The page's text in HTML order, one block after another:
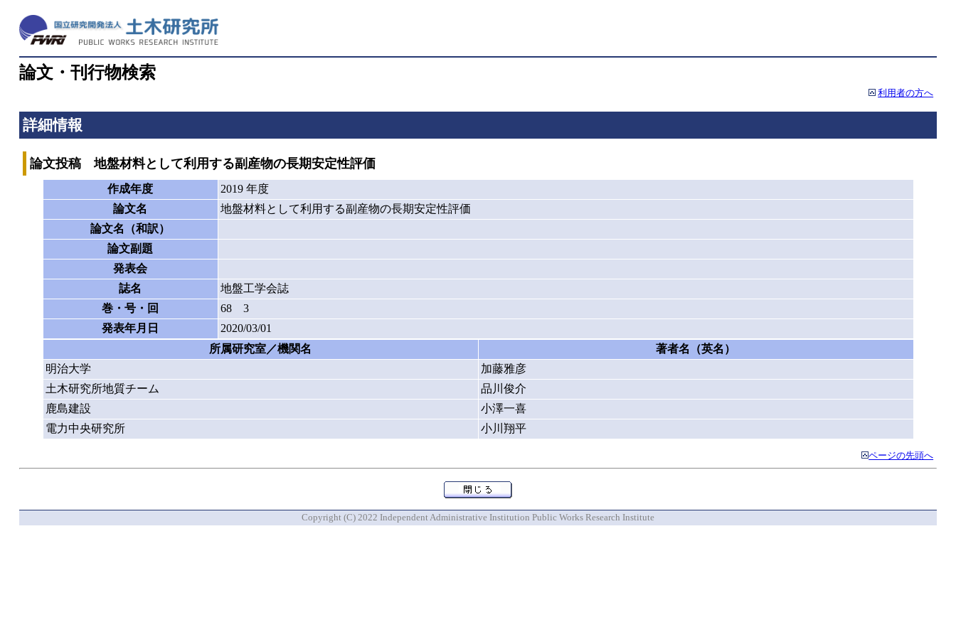
論文・刊行物検索
利用者の方へ
詳細情報
論文投稿 地盤材料として利用する副産物の長期安定性評価
作成年度
2019 年度
論文名
地盤材料として利用する副産物の長期安定性評価
論文名（和訳）
論文副題
発表会
誌名
地盤工学会誌
巻・号・回
68 3
発表年月日
2020/03/01
所属研究室／機関名
著者名（英名）
明治大学
加藤雅彦
土木研究所地質チーム
品川俊介
鹿島建設
小澤一喜
電力中央研究所
小川翔平
ページの先頭へ
Copyright (C) 2022 Independent Administrative Institution Public Works Research Institute